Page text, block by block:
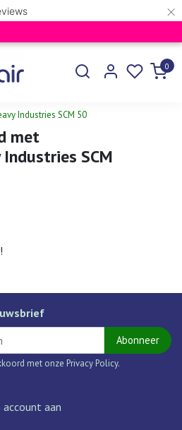
×
0
Industries SCM 50
met
SCM
Abonneer
met onze Privacy Policy.
aan